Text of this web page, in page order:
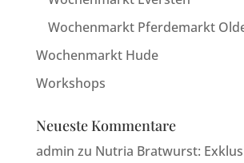
Wochenmarkt Pferdemarkt
Wochenmarkt Hude
Workshops
Neueste Kommentare
admin zu Nutria Bratwurst: